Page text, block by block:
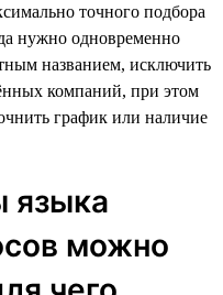
точного подбора
нужно одновременно
названием, исключить
компаний, при этом
график или наличие
языка
можно